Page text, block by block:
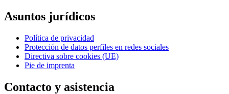
Asuntos jurídicos
Política de privacidad
Protección de datos perfiles en redes sociales
Directiva sobre cookies (UE)
Pie de imprenta
Contacto y asistencia